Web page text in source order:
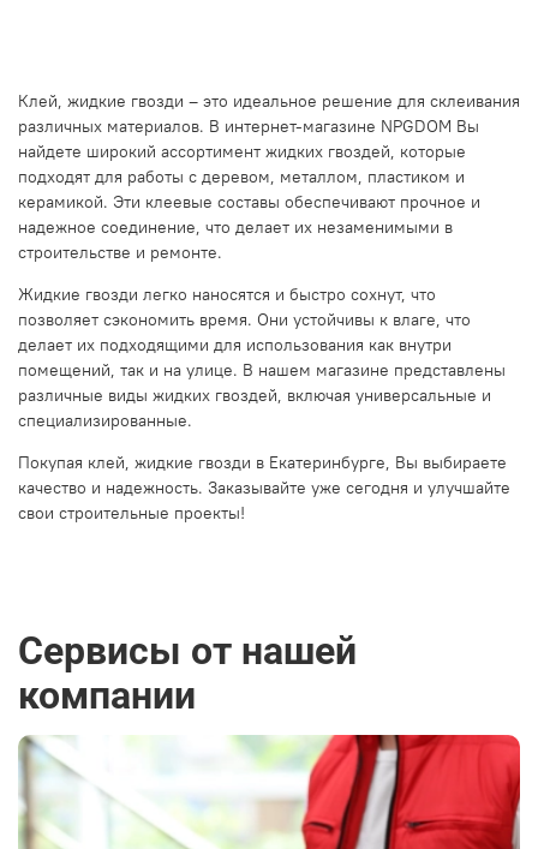
Клей, жидкие гвозди – это идеальное решение для склеивания
различных материалов. В интернет-магазине NPGDOM Вы
найдете широкий ассортимент жидких гвоздей, которые
подходят для работы с деревом, металлом, пластиком и
керамикой. Эти клеевые составы обеспечивают прочное и
надежное соединение, что делает их незаменимыми в
строительстве и ремонте.
Жидкие гвозди легко наносятся и быстро сохнут, что
позволяет сэкономить время. Они устойчивы к влаге, что
делает их подходящими для использования как внутри
помещений, так и на улице. В нашем магазине представлены
различные виды жидких гвоздей, включая универсальные и
специализированные.
Покупая клей, жидкие гвозди в Екатеринбурге, Вы выбираете
качество и надежность. Заказывайте уже сегодня и улучшайте
свои строительные проекты!
Сервисы от нашей
компании